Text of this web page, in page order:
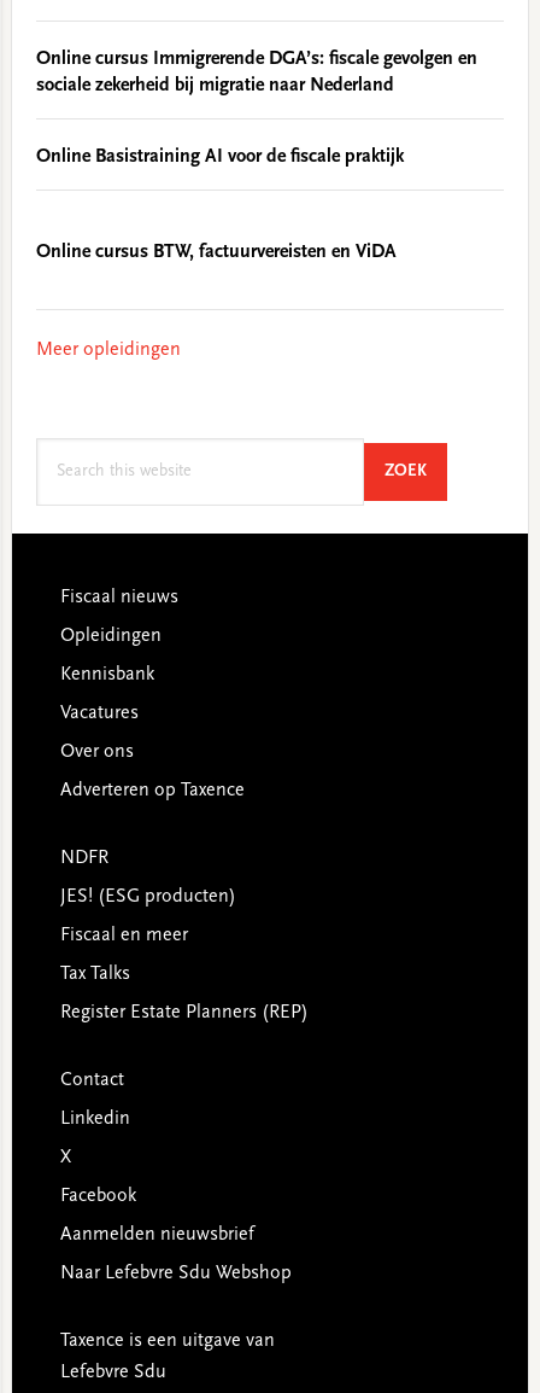
Online cursus Immigrerende DGA’s: fiscale gevolgen en
sociale zekerheid bij migratie naar Nederland
Online Basistraining AI voor de fiscale praktijk
Online cursus BTW, factuurvereisten en ViDA
Meer opleidingen
ZOEKSEARCH
Footer
Fiscaal nieuws
Opleidingen
Kennisbank
Vacatures
Over ons
Adverteren op Taxence
NDFR
JES! (ESG producten)
Fiscaal en meer
Tax Talks
Register Estate Planners (REP)
Contact
Linkedin
X
Facebook
Aanmelden nieuwsbrief
Naar Lefebvre Sdu Webshop
Taxence is een uitgave van
Lefebvre Sdu